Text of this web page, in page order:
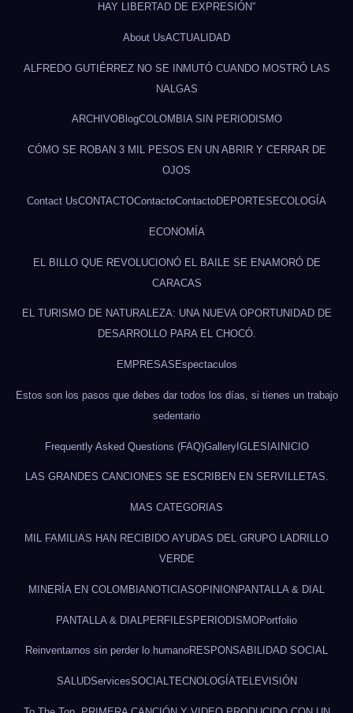
HAY LIBERTAD DE EXPRESIÓN”
About UsACTUALIDAD
ALFREDO GUTIÉRREZ NO SE INMUTÓ CUANDO MOSTRÓ LAS
NALGAS
ARCHIVOBlogCOLOMBIA SIN PERIODISMO
CÓMO SE ROBAN 3 MIL PESOS EN UN ABRIR Y CERRAR DE
OJOS
Contact UsCONTACTOContactoContactoDEPORTES ECOLOGÍA
ECONOMÍA
EL BILLO QUE REVOLUCIONÓ EL BAILE SE ENAMORÓ DE
CARACAS
EL TURISMO DE NATURALEZA: UNA NUEVA OPORTUNIDAD DE
DESARROLLO PARA EL CHOCÓ.
EMPRESAS Espectaculos
Estos son los pasos que debes dar todos los días, si tienes un trabajo
sedentario
Frequently Asked Questions (FAQ)GalleryIGLESIAINICIO
LAS GRANDES CANCIONES SE ESCRIBEN EN SERVILLETAS.
MAS CATEGORIAS
MIL FAMILIAS HAN RECIBIDO AYUDAS DEL GRUPO LADRILLO
VERDE
MINERÍA EN COLOMBIA NOTICIASOPINION PANTALLA & DIAL
PANTALLA & DIAL PERFILESPERIODISMOPortfolio
Reinventarnos sin perder lo humanoRESPONSABILIDAD SOCIAL
SALUDServicesSOCIALTECNOLOGÍATELEVISIÓN